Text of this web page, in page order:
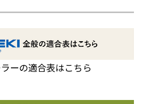
ーの適合表はこちら